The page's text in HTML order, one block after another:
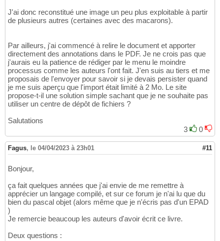
J'ai donc reconstitué une image un peu plus exploitable à partir
de plusieurs autres (certaines avec des macarons).
Par ailleurs, j'ai commencé à relire le document et apporter
directement des annotations dans le PDF. Je ne crois pas que
j'aurais eu la patience de rédiger par le menu le moindre
processus comme les auteurs l'ont fait. J'en suis au tiers et me
proposais de l'envoyer pour savoir si je devais persister quand
je me suis aperçu que l'import était limité à 2 Mo. Le site
propose-t-il une solution simple sachant que je ne souhaite pas
utiliser un centre de dépôt de fichiers ?
Salutations
3
0
Fagus, le 04/04/2023 à 23h01 #11
Bonjour,
ça fait quelques années que j'ai envie de me remettre à
apprécier un langage compilé, et sur ce forum je n'ai lu que du
bien du pascal objet (alors même que je n'écris pas d'un EPAD
)
Je remercie beaucoup les auteurs d'avoir écrit ce livre.
Deux questions :